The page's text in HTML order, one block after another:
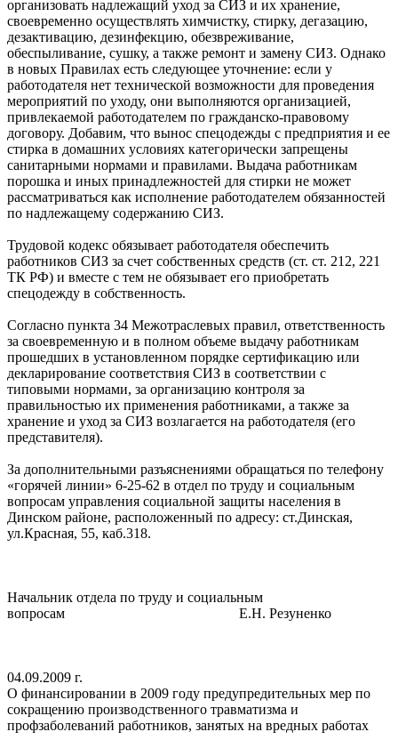
организовать надлежащий уход за СИЗ и их хранение,
своевременно осуществлять химчистку, стирку, дегазацию,
дезактивацию, дезинфекцию, обезвреживание,
обеспыливание, сушку, а также ремонт и замену СИЗ. Однако
в новых Правилах есть следующее уточнение: если у
работодателя нет технической возможности для проведения
мероприятий по уходу, они выполняются организацией,
привлекаемой работодателем по гражданско-правовому
договору. Добавим, что вынос спецодежды с предприятия и ее
стирка в домашних условиях категорически запрещены
санитарными нормами и правилами. Выдача работникам
порошка и иных принадлежностей для стирки не может
рассматриваться как исполнение работодателем обязанностей
по надлежащему содержанию СИЗ.
Трудовой кодекс обязывает работодателя обеспечить
работников СИЗ за счет собственных средств (ст. ст. 212, 221
ТК РФ) и вместе с тем не обязывает его приобретать
спецодежду в собственность.
Согласно пункта 34 Межотраслевых правил, ответственность
за своевременную и в полном объеме выдачу работникам
прошедших в установленном порядке сертификацию или
декларирование соответствия СИЗ в соответствии с
типовыми нормами, за организацию контроля за
правильностью их применения работниками, а также за
хранение и уход за СИЗ возлагается на работодателя (его
представителя).
За дополнительными разъяснениями обращаться по телефону
«горячей линии» 6-25-62 в отдел по труду и социальным
вопросам управления социальной защиты населения в
Динском районе, расположенный по адресу: ст.Динская,
ул.Красная, 55, каб.318.
Начальник отдела по труду и социальным
вопросам Е.Н. Резуненко
04.09.2009 г.
О финансировании в 2009 году предупредительных мер по
сокращению производственного травматизма и
профзаболеваний работников, занятых на вредных работах